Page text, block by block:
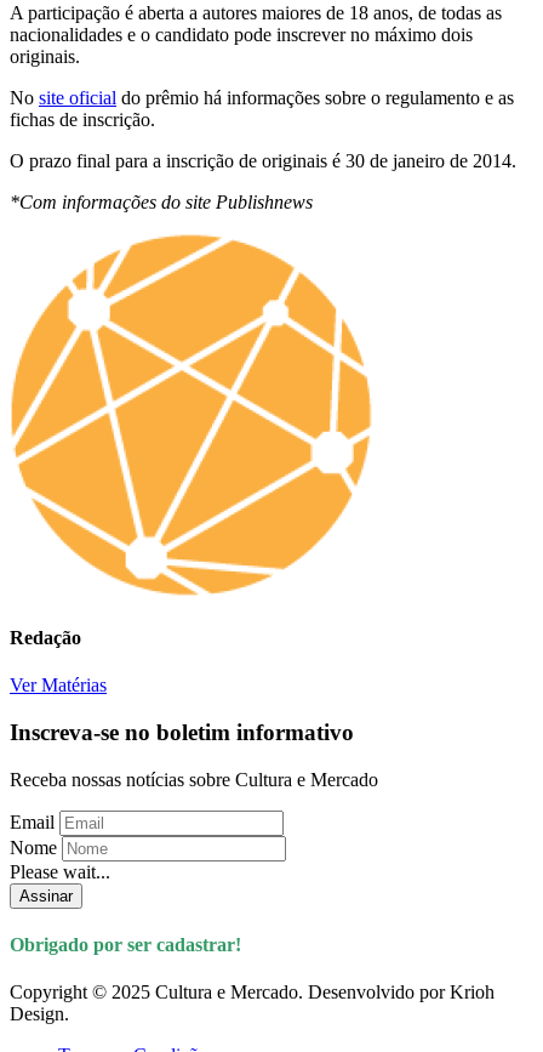
A participação é aberta a autores maiores de 18 anos, de todas as
nacionalidades e o candidato pode inscrever no máximo dois
originais.
No site oficial do prêmio há informações sobre o regulamento e as
fichas de inscrição.
O prazo final para a inscrição de originais é 30 de janeiro de 2014.
*Com informações do site Publishnews
Redação
Ver Matérias
Inscreva-se no boletim informativo
Receba nossas notícias sobre Cultura e Mercado
Email
Nome
Please wait...
Assinar
Obrigado por ser cadastrar!
Copyright © 2025 Cultura e Mercado. Desenvolvido por Krioh
Design.